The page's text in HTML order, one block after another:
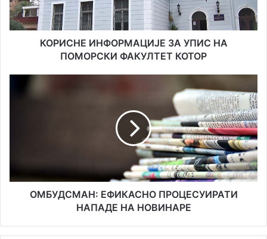
ФАКУЛТЕТ
КОТОР
КОРИСНЕ ИНФОРМАЦИЈЕ ЗА УПИС НА
ПОМОРСКИ ФАКУЛТЕТ КОТОР
ОМБУДСМАН: ЕФИКАСНО ПРОЦЕСУИРАТИ
НАПАДЕ НА НОВИНАРЕ